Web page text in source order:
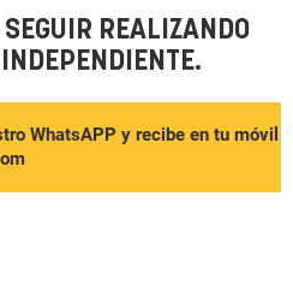
REALIZANDO
WhatsAPP y recibe en tu móvil